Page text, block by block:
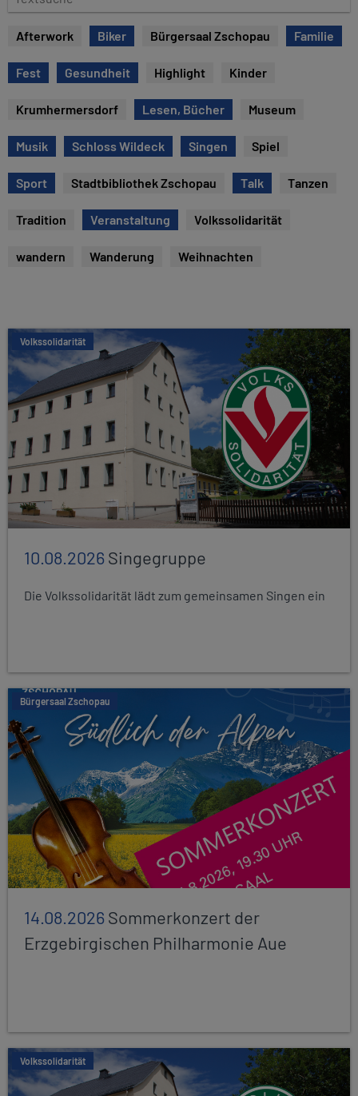
e
s
u
e
Afterwork Biker Bürgersaal Zschopau Familie
Fest Gesundheit Highlight Kinder
Krumhermersdorf Lesen, Bücher Museum
Musik Schloss Wildeck Singen Spiel
Sport Stadtbibliothek Zschopau Talk Tanzen
Tradition Veranstaltung Volkssolidarität
wandern Wanderung Weihnachten
Volkssolidarität
10.08.2026Singegruppe
Die Volkssolidarität lädt zum gemeinsamen Singen ein
Bürgersaal Zschopau
14.08.2026Sommerkonzert der
Erzgebirgischen Philharmonie Aue
Volkssolidarität